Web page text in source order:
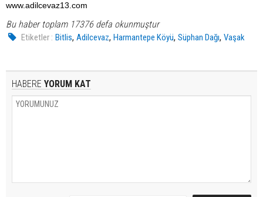
www.adilcevaz13.com
Bu haber toplam 17376 defa okunmuştur
Etiketler : Bitlis,Adilcevaz,Harmantepe Köyü,Süphan Dağı,Vaşak
HABERE YORUM KAT